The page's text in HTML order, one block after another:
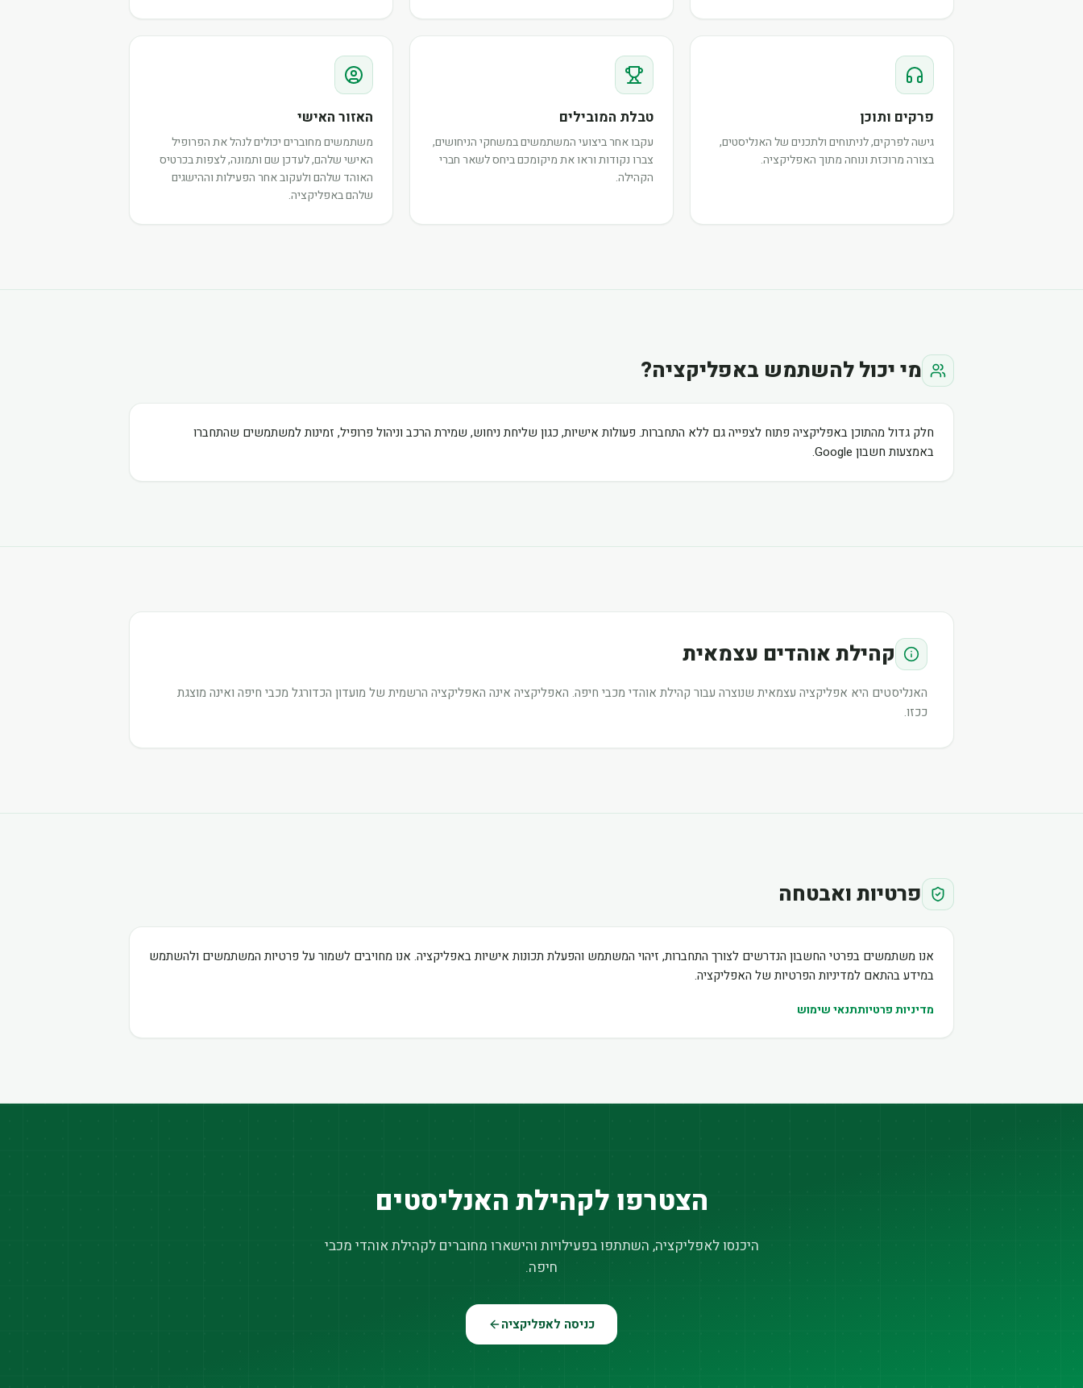
פרקים ותוכן
גישה לפרקים, לניתוחים ולתכנים של האנליסטים,
בצורה מרוכזת ונוחה מתוך האפליקציה.
טבלת המובילים
עקבו אחר ביצועי המשתמשים במשחקי הניחושים,
צברו נקודות וראו את מיקומכם ביחס לשאר חברי
הקהילה.
האזור האישי
משתמשים מחוברים יכולים לנהל את הפרופיל
האישי שלהם, לעדכן שם ותמונה, לצפות בכרטיס
האוהד שלהם ולעקוב אחר הפעילות וההישגים
שלהם באפליקציה.
מי יכול להשתמש באפליקציה?
חלק גדול מהתוכן באפליקציה פתוח לצפייה גם ללא התחברות. פעולות אישיות, כגון שליחת ניחוש, שמירת הרכב וניהול פרופיל, זמינות למשתמשים שהתחברו
באמצעות חשבון Google.
קהילת אוהדים עצמאית
האנליסטים היא אפליקציה עצמאית שנוצרה עבור קהילת אוהדי מכבי חיפה. האפליקציה אינה האפליקציה הרשמית של מועדון הכדורגל מכבי חיפה ואינה מוצגת
ככזו.
פרטיות ואבטחה
אנו משתמשים בפרטי החשבון הנדרשים לצורך התחברות, זיהוי המשתמש והפעלת תכונות אישיות באפליקציה. אנו מחויבים לשמור על פרטיות המשתמשים ולהשתמש
במידע בהתאם למדיניות הפרטיות של האפליקציה.
מדיניות פרטיותתנאי שימוש
הצטרפו לקהילת האנליסטים
היכנסו לאפליקציה, השתתפו בפעילויות והישארו מחוברים לקהילת אוהדי מכבי
חיפה.
כניסה לאפליקציה